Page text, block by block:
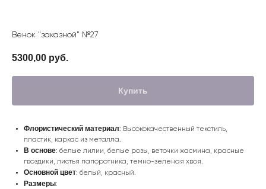
Венок "заказной" №27
5300,00 руб.
Купить
Флористический материал: Высококачественный текстиль,
пластик, каркас из металла.
В основе: белые лилии, белые розы, веточки жасмина, красные
гвоздики, листья папоротника, темно-зеленая хвоя.
Основной цвет: белый, красный.
Размеры: